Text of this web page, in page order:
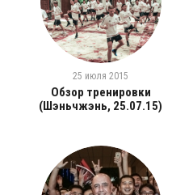
25 июля 2015
Обзор тренировки
(Шэньчжэнь, 25.07.15)